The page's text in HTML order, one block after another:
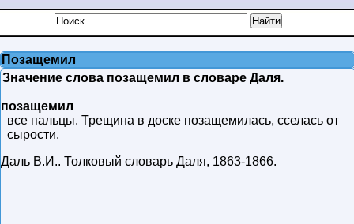
Позащемил
Значение слова позащемил в словаре Даля.
позащемил
все пальцы. Трещина в доске позащемилась, сселась от
сырости.
Даль В.И.. Толковый словарь Даля, 1863-1866.